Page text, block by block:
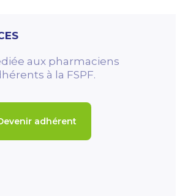
aux pharmaciens
à la FSPF.
adhérent